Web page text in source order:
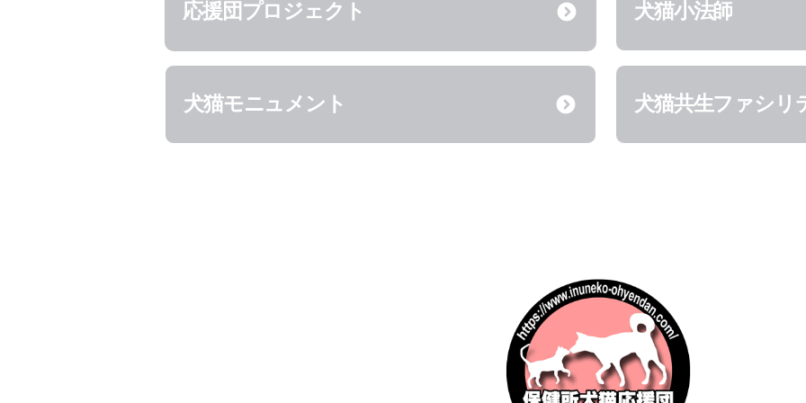
応援団プロジェクト
犬猫モニュメント
犬猫小法師
犬猫共生ファシリ